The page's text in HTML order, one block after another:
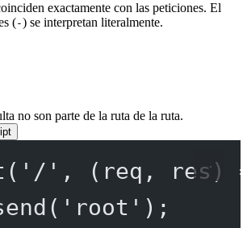
exactamente con las peticiones. El
(-) se interpretan literalmente.
no son parte de la ruta de la ruta.
( '/' , ( req , res)
( 'root' );